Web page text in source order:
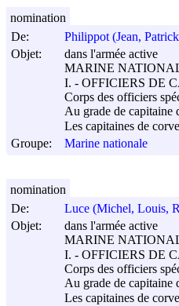
De:
Philippot (Jean,
Objet:
dans l'armée active
MARINE
I. - OFFICIERS DE
Corps des officiers
Au grade de capitaine
Les capitaines de
Groupe:
Marine nationale
nomination
De:
Luce (Michel, Louis,
Objet:
dans l'armée active
MARINE
I. - OFFICIERS DE
Corps des officiers
Au grade de capitaine
Les capitaines de
nomination